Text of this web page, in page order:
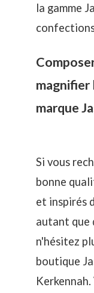
la gamme
magnifier
marque
Si vous
bonne
et inspirés
autant que
n'hésitez
boutique